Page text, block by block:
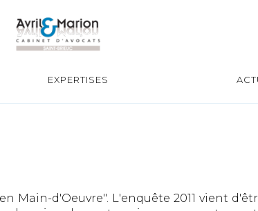
EXPERTISES
Main-d'Oeuvre". L'enquête 2011 vient